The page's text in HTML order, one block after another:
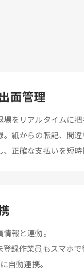
面管理
をリアルタイムに把
紙からの転記、間違
正確な支払いを短時
報と連動。
録作業員もスマホで
自動連携。